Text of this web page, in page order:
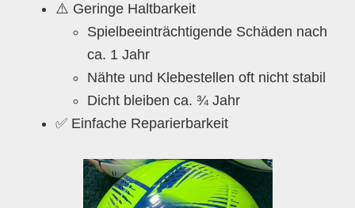
⚠️ Geringe Haltbarkeit
Spielbeeinträchtigende Schäden nach
ca. 1 Jahr
Nähte und Klebestellen oft nicht stabil
Dicht bleiben ca. ¾ Jahr
✅ Einfache Reparierbarkeit